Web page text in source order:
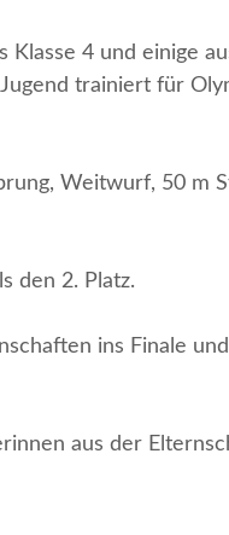
4 und einige
trainiert für
Weitwurf, 50 m
den 2. Platz.
ins Finale
aus der